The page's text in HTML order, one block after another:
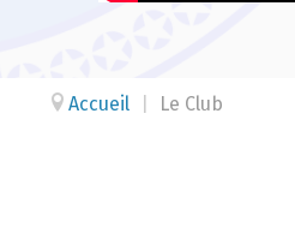
Accueil Le Club